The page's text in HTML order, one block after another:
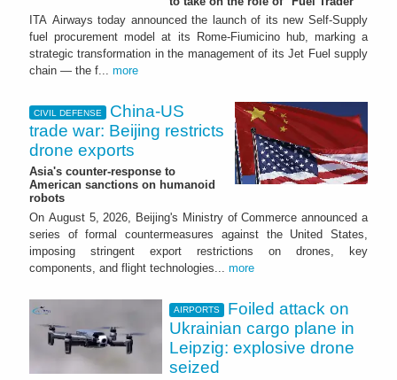
ITA Airways today announced the launch of its new Self-Supply
fuel procurement model at its Rome-Fiumicino hub, marking a
strategic transformation in the management of its Jet Fuel supply
chain — the f... more
CIVIL DEFENSE
China-US
trade war: Beijing restricts
drone exports
Asia's counter-response to
American sanctions on humanoid
robots
On August 5, 2026, Beijing's Ministry of Commerce announced a
series of formal countermeasures against the United States,
imposing stringent export restrictions on drones, key
components, and flight technologies... more
AIRPORTS
Foiled attack on
Ukrainian cargo plane in
Leipzig: explosive drone
seized